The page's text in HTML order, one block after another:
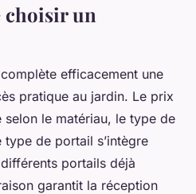
choisir un
efficacement une
pratique au jardin. Le prix
le matériau, le type de
de portail s’intègre
portails déjà
garantit la réception